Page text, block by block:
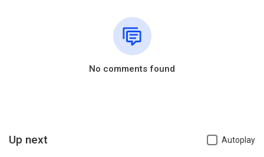
No comments found
Up next Autoplay